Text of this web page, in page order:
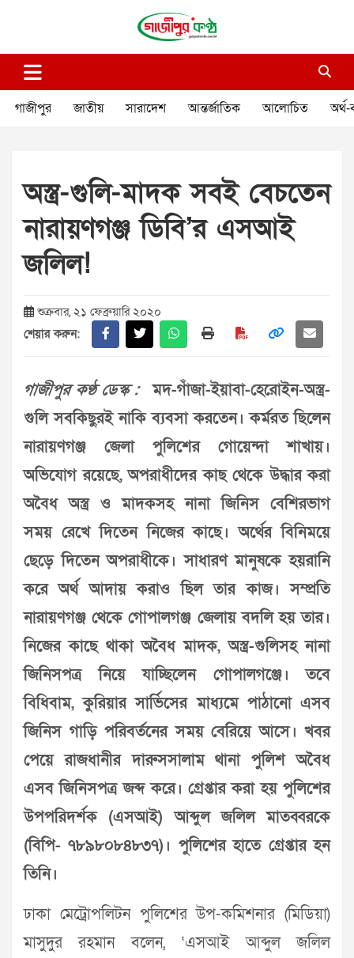
গাজীপুর কণ্ঠ
গাজীপুর জাতীয় সারাদেশ আন্তর্জাতিক আলোচিত অর্থ-
অস্ত্র-গুলি-মাদক সবই বেচতেন
নারায়ণগঞ্জ ডিবি’র এসআই
জলিল!
শুক্রবার, ২১ ফেব্রুয়ারি ২০২০
শেয়ার করুন:
গাজীপুর কণ্ঠ ডেস্ক :মদ-গাঁজা-ইয়াবা-হেরোইন-অস্ত্র-
গুলি সবকিছুরই নাকি ব্যবসা করতেন। কর্মরত ছিলেন
নারায়ণগঞ্জ জেলা পুলিশের গোয়েন্দা শাখায়।
অভিযোগ রয়েছে, অপরাধীদের কাছ থেকে উদ্ধার করা
অবৈধ অস্ত্র ও মাদকসহ নানা জিনিস বেশিরভাগ
সময় রেখে দিতেন নিজের কাছে। অর্থের বিনিময়ে
ছেড়ে দিতেন অপরাধীকে। সাধারণ মানুষকে হয়রানি
করে অর্থ আদায় করাও ছিল তার কাজ। সম্প্রতি
নারায়ণগঞ্জ থেকে গোপালগঞ্জ জেলায় বদলি হয় তার।
নিজের কাছে থাকা অবৈধ মাদক, অস্ত্র-গুলিসহ নানা
জিনিসপত্র নিয়ে যাচ্ছিলেন গোপালগঞ্জে। তবে
বিধিবাম, কুরিয়ার সার্ভিসের মাধ্যমে পাঠানো এসব
জিনিস গাড়ি পরিবর্তনের সময় বেরিয়ে আসে। খবর
পেয়ে রাজধানীর দারুসসালাম থানা পুলিশ অবৈধ
এসব জিনিসপত্র জব্দ করে। গ্রেপ্তার করা হয় পুলিশের
উপপরিদর্শক (এসআই) আব্দুল জলিল মাতব্বরকে
(বিপি- ৭৮৯৮০৮৪৮৩৭)। পুলিশের হাতে গ্রেপ্তার হন
তিনি।
ঢাকা মেট্রোপলিটন পুলিশের উপ-কমিশনার (মিডিয়া)
মাসুদুর রহমান বলেন, ‘এসআই আব্দুল জলিল